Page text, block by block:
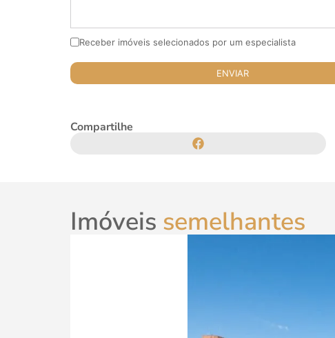
Receber imóveis selecionados por um especialista
Compartilhe
Imóveis semelhantes